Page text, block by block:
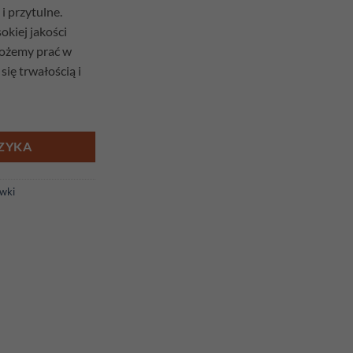
przytulne.
jakości
prać w
trwałością i